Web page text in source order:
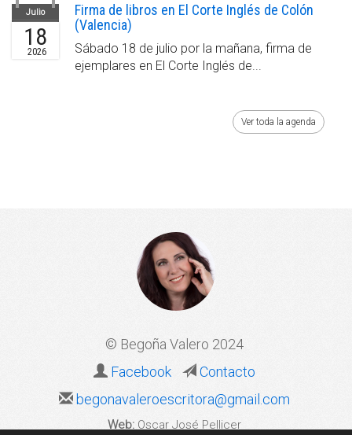
Julio
18
2026
Firma de libros en El Corte Inglés de Colón
(Valencia)
Sábado 18 de julio por la mañana, firma de
ejemplares en El Corte Inglés de...
Ver toda la agenda
© Begoña Valero 2024
Facebook
Contacto
begonavaleroescritora@gmail.com
Web:Oscar José Pellicer